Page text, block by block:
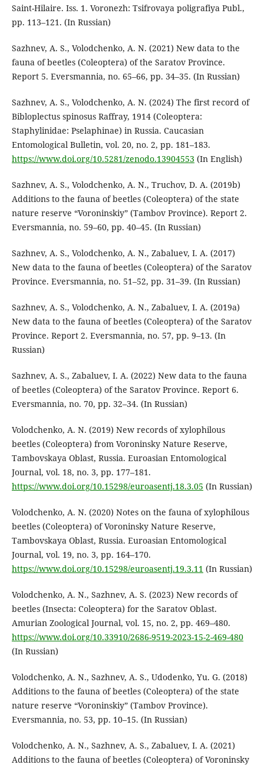
Saint-Hilaire. Iss. 1. Voronezh: Tsifrovaya poligrafiya Publ.,
pp. 113–121. (In Russian)
Sazhnev, A. S., Volodchenko, A. N. (2021) New data to the
fauna of beetles (Coleoptera) of the Saratov Province.
Report 5. Eversmannia, no. 65–66, pp. 34–35. (In Russian)
Sazhnev, A. S., Volodchenko, A. N. (2024) The first record of
Bibloplectus spinosus Raffray, 1914 (Coleoptera:
Staphylinidae: Pselaphinae) in Russia. Caucasian
Entomological Bulletin, vol. 20, no. 2, pp. 181–183.
https://www.doi.org/10.5281/zenodo.13904553 (In English)
Sazhnev, A. S., Volodchenko, A. N., Truchov, D. A. (2019b)
Additions to the fauna of beetles (Coleoptera) of the state
nature reserve “Voroninskiy” (Tambov Province). Report 2.
Eversmannia, no. 59–60, pp. 40–45. (In Russian)
Sazhnev, A. S., Volodchenko, A. N., Zabaluev, I. A. (2017)
New data to the fauna of beetles (Coleoptera) of the Saratov
Province. Eversmannia, no. 51–52, pp. 31–39. (In Russian)
Sazhnev, A. S., Volodchenko, A. N., Zabaluev, I. A. (2019a)
New data to the fauna of beetles (Coleoptera) of the Saratov
Province. Report 2. Eversmannia, no. 57, pp. 9–13. (In
Russian)
Sazhnev, A. S., Zabaluev, I. A. (2022) New data to the fauna
of beetles (Coleoptera) of the Saratov Province. Report 6.
Eversmannia, no. 70, pp. 32–34. (In Russian)
Volodchenko, A. N. (2019) New records of xylophilous
beetles (Coleoptera) from Voroninsky Nature Reserve,
Tambovskaya Oblast, Russia. Euroasian Entomological
Journal, vol. 18, no. 3, pp. 177–181.
https://www.doi.org/10.15298/euroasentj.18.3.05 (In Russian)
Volodchenko, A. N. (2020) Notes on the fauna of xylophilous
beetles (Coleoptera) of Voroninsky Nature Reserve,
Tambovskaya Oblast, Russia. Euroasian Entomological
Journal, vol. 19, no. 3, pp. 164–170.
https://www.doi.org/10.15298/euroasentj.19.3.11 (In Russian)
Volodchenko, A. N., Sazhnev, A. S. (2023) New records of
beetles (Insecta: Coleoptera) for the Saratov Oblast.
Amurian Zoological Journal, vol. 15, no. 2, pp. 469–480.
https://www.doi.org/10.33910/2686-9519-2023-15-2-469-480
(In Russian)
Volodchenko, A. N., Sazhnev, A. S., Udodenko, Yu. G. (2018)
Additions to the fauna of beetles (Coleoptera) of the state
nature reserve “Voroninskiy” (Tambov Province).
Eversmannia, no. 53, pp. 10–15. (In Russian)
Volodchenko, A. N., Sazhnev, A. S., Zabaluev, I. A. (2021)
Additions to the fauna of beetles (Coleoptera) of Voroninsky